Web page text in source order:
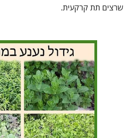
שרצים תת קרקעית.